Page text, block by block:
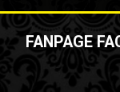
FANPAGE